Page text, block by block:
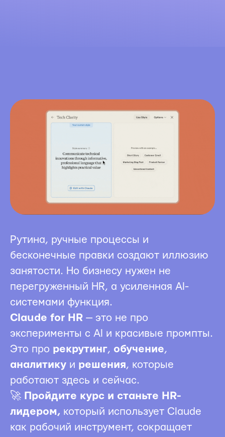
Рутина, ручные процессы и
бесконечные правки создают иллюзию
занятости. Но бизнесу нужен не
перегруженный HR, а усиленная AI-
системами функция.
Claude for HR — это не про
эксперименты с AI и красивые промпты.
Это про рекрутинг, обучение,
аналитику и решения, которые
работают здесь и сейчас.
🚀 Пройдите курс и станьте HR-
лидером, который использует Claude
как рабочий инструмент, сокращает